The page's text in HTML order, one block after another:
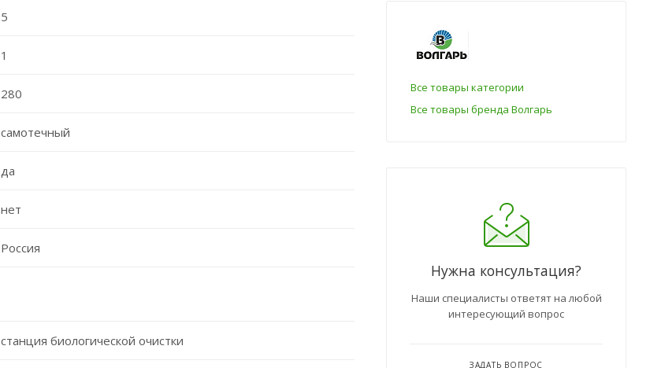
5
1
280
самотечный
да
нет
Россия
станция биологической очистки
Все товары категории
Все товары бренда Волгарь
Нужна консультация?
Наши специалисты ответят на любой
интересующий вопрос
ЗАДАТЬ ВОПРОС